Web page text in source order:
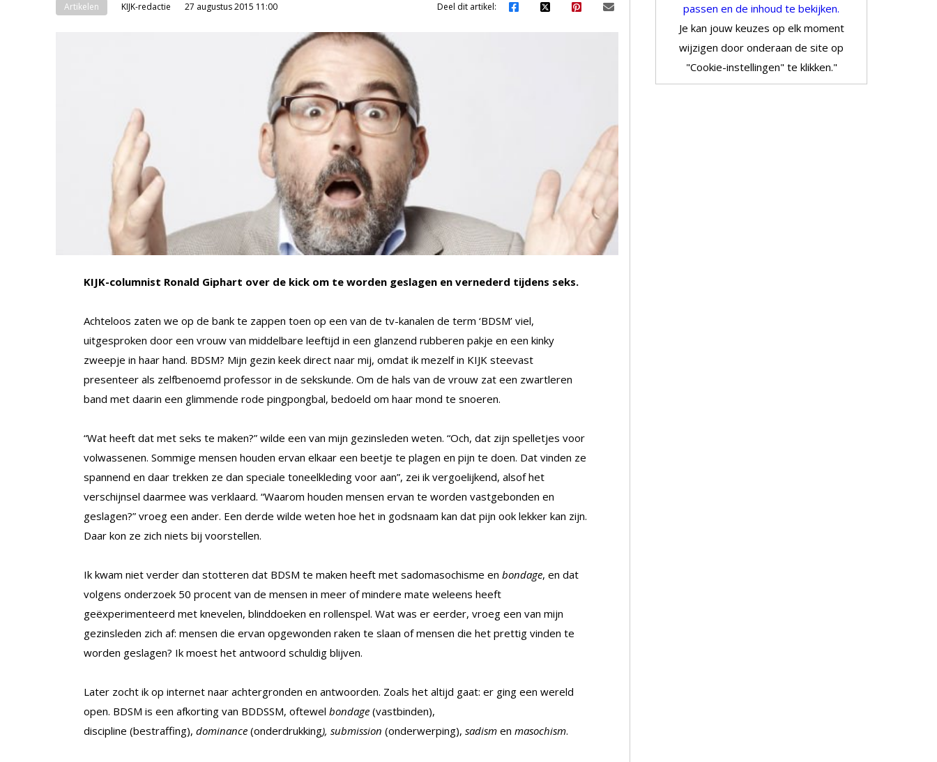
Artikelen KIJK-redactie 27 augustus 2015 11:00 Deel dit artikel:
KIJK-columnist Ronald Giphart over de kick om te worden geslagen en vernederd tijdens seks.
Achteloos zaten we op de bank te zappen toen op een van de tv-kanalen de term ‘BDSM’ viel,
uitgesproken door een vrouw van middelbare leeftijd in een glanzend rubberen pakje en een kinky
zweepje in haar hand. BDSM? Mijn gezin keek direct naar mij, omdat ik mezelf in KIJK steevast
presenteer als zelfbenoemd professor in de sekskunde. Om de hals van de vrouw zat een zwartleren
band met daarin een glimmende rode pingpongbal, bedoeld om haar mond te snoeren.
“Wat heeft dat met seks te maken?” wilde een van mijn gezinsleden weten. “Och, dat zijn spelletjes voor
volwassenen. Sommige mensen houden ervan elkaar een beetje te plagen en pijn te doen. Dat vinden ze
spannend en daar trekken ze dan speciale toneelkleding voor aan”, zei ik vergoelijkend, alsof het
verschijnsel daarmee was verklaard. “Waarom houden mensen ervan te worden vastgebonden en
geslagen?” vroeg een ander. Een derde wilde weten hoe het in godsnaam kan dat pijn ook lekker kan zijn.
Daar kon ze zich niets bij voorstellen.
Ik kwam niet verder dan stotteren dat BDSM te maken heeft met sadomasochisme en bondage, en dat
volgens onderzoek 50 procent van de mensen in meer of mindere mate weleens heeft
geëxperimenteerd met knevelen, blinddoeken en rollenspel. Wat was er eerder, vroeg een van mijn
gezinsleden zich af: mensen die ervan opgewonden raken te slaan of mensen die het prettig vinden te
worden geslagen? Ik moest het antwoord schuldig blijven.
Later zocht ik op internet naar achtergronden en antwoorden. Zoals het altijd gaat: er ging een wereld
open. BDSM is een afkorting van BDDSSM, oftewel bondage (vastbinden),
discipline (bestraffing), dominance (onderdrukking), submission (onderwerping), sadism en masochism.
passen en de inhoud te bekijken.
Je kan jouw keuzes op elk moment
wijzigen door onderaan de site op
"Cookie-instellingen" te klikken."